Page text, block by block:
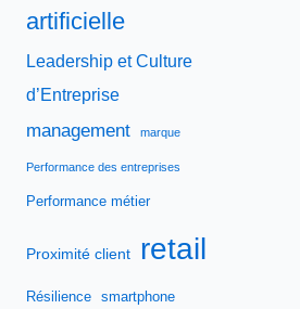
artificielle
Leadership et Culture
d’Entreprise
management marque
Performance des entreprises
Performance métier
Proximité client retail
Résilience smartphone